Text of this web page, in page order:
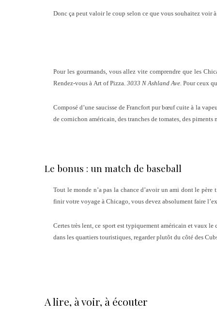
Donc ça peut valoir le coup selon ce que vous souhaitez voir
Pour les gourmands, vous allez vite comprendre que les
Rendez-vous à Art of Pizza. 3033 N Ashland Ave. Pour ceux
Composé d’une saucisse de Francfort pur bœuf cuite à la
de cornichon américain, des tranches de tomates, des
Le bonus : un match de baseball
Tout le monde n’a pas la chance d’avoir un ami dont le
finir votre voyage à Chicago, vous devez absolument faire
Certes très lent, ce sport est typiquement américain et vaux
dans les quartiers touristiques, regarder plutôt du côté des
A lire, à voir, à écouter